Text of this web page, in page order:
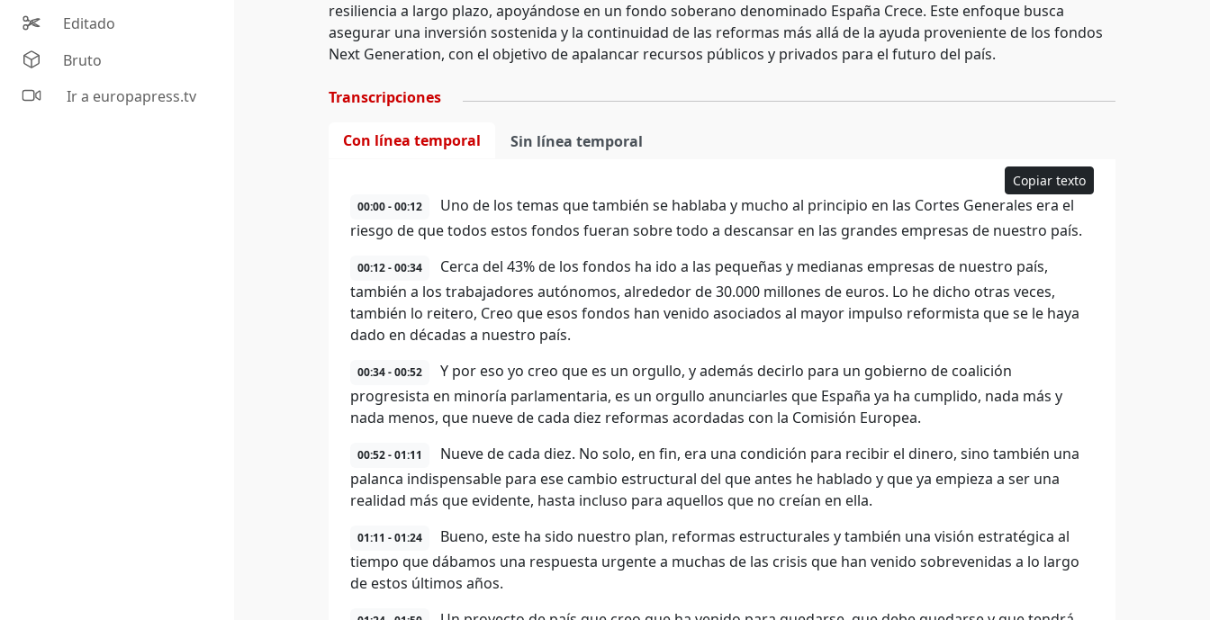
Editado
Bruto
Ir a europapress.tv
resiliencia a largo plazo, apoyándose en un fondo soberano denominado España Crece. Este enfoque busca
asegurar una inversión sostenida y la continuidad de las reformas más allá de la ayuda proveniente de los fondos
Next Generation, con el objetivo de apalancar recursos públicos y privados para el futuro del país.
Transcripciones
Con línea temporal Sin línea temporal
Copiar texto
00:00 - 00:12
Uno de los temas que también se hablaba y mucho al principio en las Cortes Generales era el
riesgo de que todos estos fondos fueran sobre todo a descansar en las grandes empresas de nuestro país.
00:12 - 00:34
Cerca del 43% de los fondos ha ido a las pequeñas y medianas empresas de nuestro país,
también a los trabajadores autónomos, alrededor de 30.000 millones de euros. Lo he dicho otras veces,
también lo reitero, Creo que esos fondos han venido asociados al mayor impulso reformista que se le haya
dado en décadas a nuestro país.
00:34 - 00:52
Y por eso yo creo que es un orgullo, y además decirlo para un gobierno de coalición
progresista en minoría parlamentaria, es un orgullo anunciarles que España ya ha cumplido, nada más y
nada menos, que nueve de cada diez reformas acordadas con la Comisión Europea.
00:52 - 01:11
Nueve de cada diez. No solo, en fin, era una condición para recibir el dinero, sino también una
palanca indispensable para ese cambio estructural del que antes he hablado y que ya empieza a ser una
realidad más que evidente, hasta incluso para aquellos que no creían en ella.
01:11 - 01:24
Bueno, este ha sido nuestro plan, reformas estructurales y también una visión estratégica al
tiempo que dábamos una respuesta urgente a muchas de las crisis que han venido sobrevenidas a lo largo
de estos últimos años.